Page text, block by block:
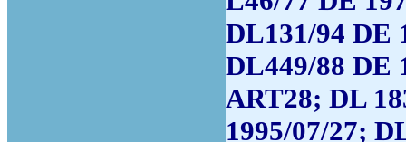
DL131/94 DE
DL449/88 DE
ART28; DL
1995/07/27;